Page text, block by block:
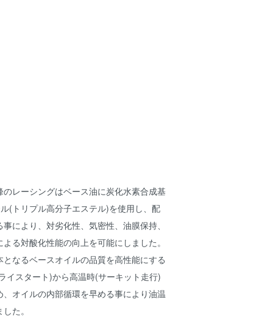
のレーシングはベース油に炭化水素合成基
(トリプル高分子エステル)を使用し、配
により、対劣化性、気密性、油膜保持、
る対酸化性能の向上を可能にしました。
なるベースオイルの品質を高性能にする
イスタート)から高温時(サーキット走行)
、オイルの内部循環を早める事により油温
た。